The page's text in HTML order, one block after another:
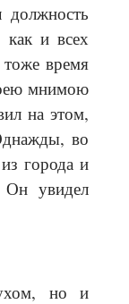
должность
как и всех
время
мнимою
на этом,
во
города и
увидел
но и